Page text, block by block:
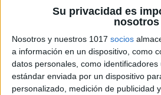
Su privacidad es
nosotros
Nosotros y nuestros 1017 socios
a información en un dispositivo, como
datos personales, como identificadores
estándar enviada por un dispositivo
personalizado, medición de publicidad